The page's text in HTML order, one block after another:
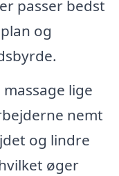
passer bedst
og
massage lige
nemt
og lindre
øger